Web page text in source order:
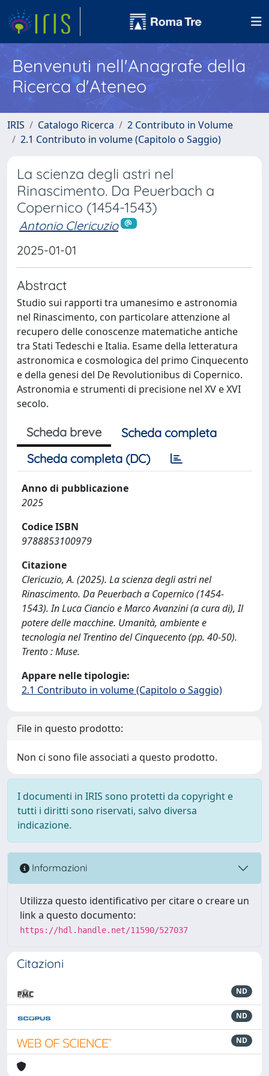
Benvenuti nell'Anagrafe della
Ricerca d'Ateneo
IRIS Catalogo Ricerca
2 Contributo in Volume
2.1 Contributo in volume (Capitolo o Saggio)
La scienza degli astri nel
Rinascimento. Da Peuerbach a
Copernico (1454-1543)
Antonio Clericuzio
2025-01-01
Abstract
Studio sui rapporti tra umanesimo e astronomia
nel Rinascimento, con particolare attenzione al
recupero delle conoscenze matematiche antiche
tra Stati Tedeschi e Italia. Esame della letteratura
astronomica e cosmologica del primo Cinquecento
e della genesi del De Revolutionibus di Copernico.
Astronomia e strumenti di precisione nel XV e XVI
secolo.
Scheda breve
Scheda completa
Scheda completa (DC)
Anno di pubblicazione
2025
Codice ISBN
9788853100979
Citazione
Clericuzio, A. (2025). La scienza degli astri nel
Rinascimento. Da Peuerbach a Copernico (1454-
1543). In Luca Ciancio e Marco Avanzini (a cura di), Il
potere delle macchine. Umanità, ambiente e
tecnologia nel Trentino del Cinquecento (pp. 40-50).
Trento : Muse.
Appare nelle tipologie:
2.1 Contributo in volume (Capitolo o Saggio)
File in questo prodotto:
Non ci sono file associati a questo prodotto.
I documenti in IRIS sono protetti da copyright e
tutti i diritti sono riservati, salvo diversa
indicazione.
Informazioni
Utilizza questo identificativo per citare o creare un
link a questo documento:
https://hdl.handle.net/11590/527037
Citazioni
ND
ND
ND